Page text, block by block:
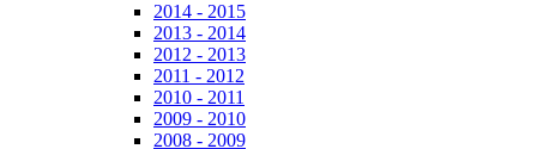
2014 - 2015
2013 - 2014
2012 - 2013
2011 - 2012
2010 - 2011
2009 - 2010
2008 - 2009